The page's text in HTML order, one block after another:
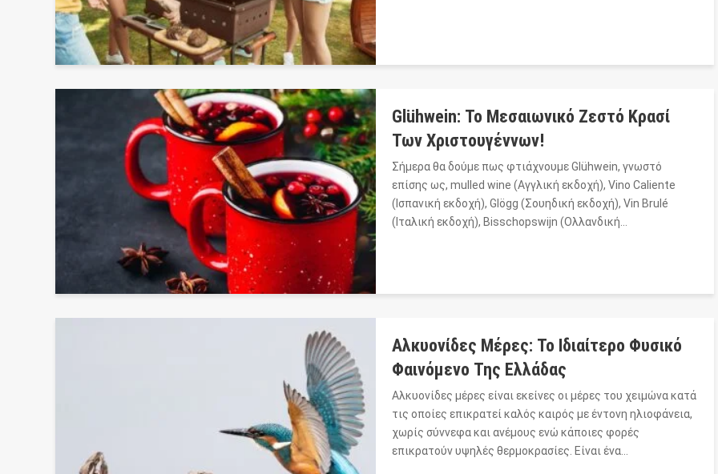
Glühwein: Το Μεσαιωνικό Ζεστό Κρασί
Των Χριστουγέννων!
Σήμερα θα δούμε πως φτιάχνουμε Glühwein, γνωστό
επίσης ως, mulled wine (Αγγλική εκδοχή), Vino Caliente
(Ισπανική εκδοχή), Glögg (Σουηδική εκδοχή), Vin Brulé
(Ιταλική εκδοχή), Bisschopswijn (Ολλανδική…
Αλκυονίδες Μέρες: Το Ιδιαίτερο Φυσικό
Φαινόμενο Της Ελλάδας
Αλκυονίδες μέρες είναι εκείνες οι μέρες του χειμώνα κατά
τις οποίες επικρατεί καλός καιρός με έντονη ηλιοφάνεια,
χωρίς σύννεφα και ανέμους ενώ κάποιες φορές
επικρατούν υψηλές θερμοκρασίες. Είναι ένα…